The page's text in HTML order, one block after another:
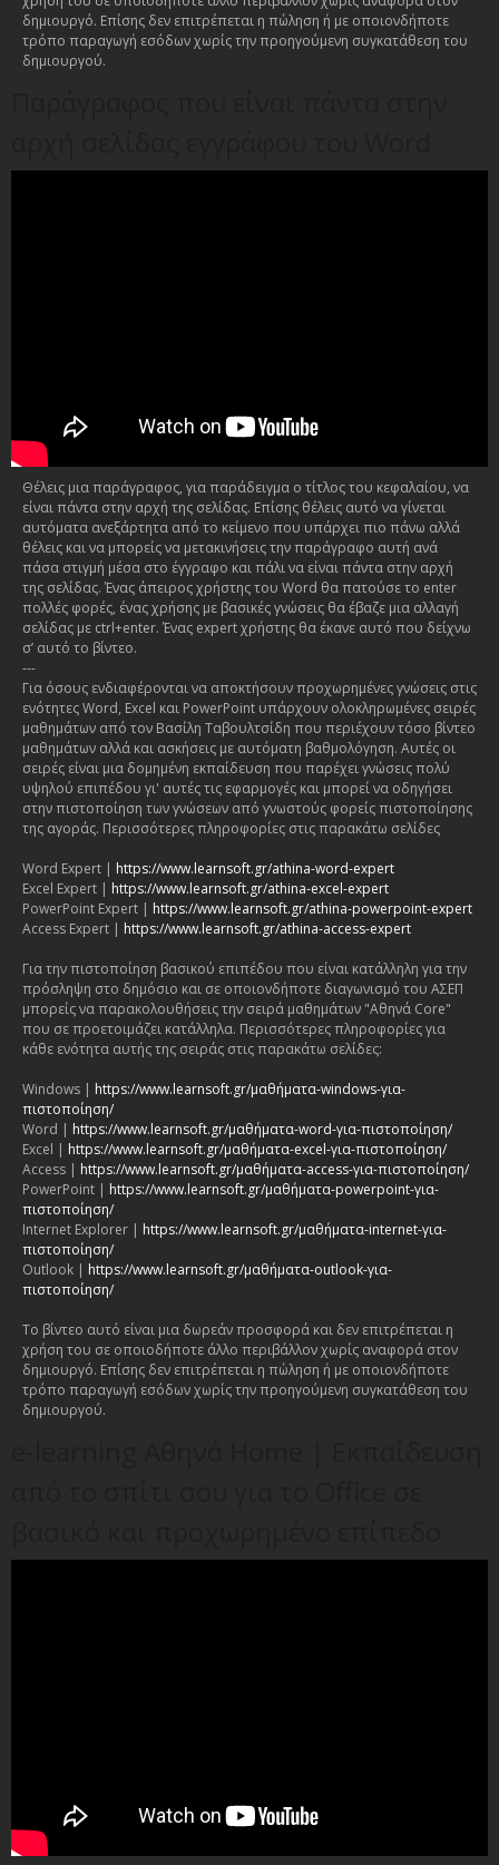
δημιουργό. Επίσης δεν επιτρέπεται η πώληση ή με οποιονδήποτε
τρόπο παραγωγή εσόδων χωρίς την προηγούμενη συγκατάθεση του
δημιουργού.
Θέλεις μια παράγραφος, για παράδειγμα ο τίτλος του κεφαλαίου, να
είναι πάντα στην αρχή της σελίδας. Επίσης θέλεις αυτό να γίνεται
αυτόματα ανεξάρτητα από το κείμενο που υπάρχει πιο πάνω αλλά
θέλεις και να μπορείς να μετακινήσεις την παράγραφο αυτή ανά
πάσα στιγμή μέσα στο έγγραφο και πάλι να είναι πάντα στην αρχή
της σελίδας. Ένας άπειρος χρήστης του Word θα πατούσε το enter
πολλές φορές, ένας χρήσης με βασικές γνώσεις θα έβαζε μια αλλαγή
σελίδας με ctrl+enter. Ένας expert χρήστης θα έκανε αυτό που δείχνω
σ’ αυτό το βίντεο.
---
Για όσους ενδιαφέρονται να αποκτήσουν προχωρημένες γνώσεις στις
ενότητες Word, Excel και PowerPoint υπάρχουν ολοκληρωμένες σειρές
μαθημάτων από τον Βασίλη Ταβουλτσίδη που περιέχουν τόσο βίντεο
μαθημάτων αλλά και ασκήσεις με αυτόματη βαθμολόγηση. Αυτές οι
σειρές είναι μια δομημένη εκπαίδευση που παρέχει γνώσεις πολύ
υψηλού επιπέδου γι' αυτές τις εφαρμογές και μπορεί να οδηγήσει
στην πιστοποίηση των γνώσεων από γνωστούς φορείς πιστοποίησης
της αγοράς. Περισσότερες πληροφορίες στις παρακάτω σελίδες
Word Expert | https://www.learnsoft.gr/athina-word-expert
Excel Expert | https://www.learnsoft.gr/athina-excel-expert
PowerPoint Expert | https://www.learnsoft.gr/athina-powerpoint-expert
Access Expert | https://www.learnsoft.gr/athina-access-expert
Για την πιστοποίηση βασικού επιπέδου που είναι κατάλληλη για την
πρόσληψη στο δημόσιο και σε οποιονδήποτε διαγωνισμό του ΑΣΕΠ
μπορείς να παρακολουθήσεις την σειρά μαθημάτων "Αθηνά Core"
που σε προετοιμάζει κατάλληλα. Περισσότερες πληροφορίες για
κάθε ενότητα αυτής της σειράς στις παρακάτω σελίδες:
Windows | https://www.learnsoft.gr/μαθήματα-windows-για-
πιστοποίηση/
Word | https://www.learnsoft.gr/μαθήματα-word-για-πιστοποίηση/
Excel | https://www.learnsoft.gr/μαθήματα-excel-για-πιστοποίηση/
Access | https://www.learnsoft.gr/μαθήματα-access-για-πιστοποίηση/
PowerPoint | https://www.learnsoft.gr/μαθήματα-powerpoint-για-
πιστοποίηση/
Internet Explorer | https://www.learnsoft.gr/μαθήματα-internet-για-
πιστοποίηση/
Outlook | https://www.learnsoft.gr/μαθήματα-outlook-για-
πιστοποίηση/
Το βίντεο αυτό είναι μια δωρεάν προσφορά και δεν επιτρέπεται η
χρήση του σε οποιοδήποτε άλλο περιβάλλον χωρίς αναφορά στον
δημιουργό. Επίσης δεν επιτρέπεται η πώληση ή με οποιονδήποτε
τρόπο παραγωγή εσόδων χωρίς την προηγούμενη συγκατάθεση του
δημιουργού.